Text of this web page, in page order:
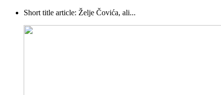
Short title article: Želje Čovića, ali...